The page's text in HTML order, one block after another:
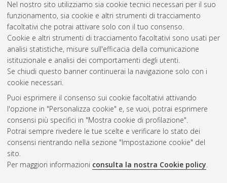
Nel nostro sito utilizziamo sia cookie tecnici necessari per il suo
funzionamento, sia cookie e altri strumenti di tracciamento
facoltativi che potrai attivare solo con il tuo consenso.
Cookie e altri strumenti di tracciamento facoltativi sono usati per
analisi statistiche, misure sull'efficacia della comunicazione
istituzionale e analisi dei comportamenti degli utenti.
Se chiudi questo banner continuerai la navigazione solo con i
cookie necessari.
Puoi esprimere il consenso sui cookie facoltativi attivando
l'opzione in "Personalizza cookie" e, se vuoi, potrai esprimere
consensi più specifici in "Mostra cookie di profilazione".
Potrai sempre rivedere le tue scelte e verificare lo stato dei
consensi rientrando nella sezione "Impostazione cookie" del
sito.
Per maggiori informazioni consulta la nostra Cookie policy.
Abstract
Altri metadati
Gestione del documento:
Atom
Rss 1.0
Rss 2.0
AMS Laurea